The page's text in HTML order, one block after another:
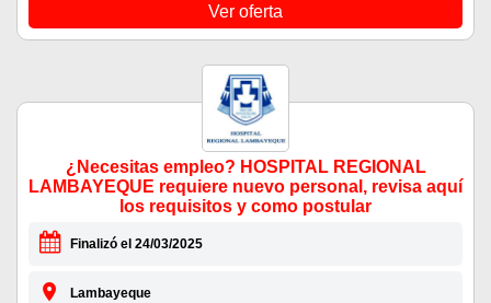
Ver oferta
¿Necesitas empleo? HOSPITAL REGIONAL
LAMBAYEQUE requiere nuevo personal, revisa aquí
los requisitos y como postular
Finalizó el 24/03/2025
Lambayeque